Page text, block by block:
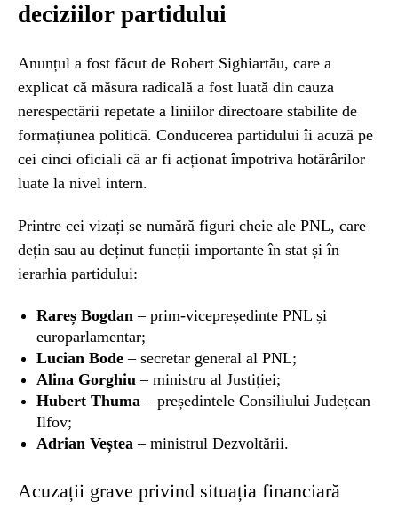
deciziilor partidului
Anunțul a fost făcut de Robert Sighiartău, care a
explicat că măsura radicală a fost luată din cauza
nerespectării repetate a liniilor directoare stabilite de
formațiunea politică. Conducerea partidului îi acuză pe
cei cinci oficiali că ar fi acționat împotriva hotărârilor
luate la nivel intern.
Printre cei vizați se numără figuri cheie ale PNL, care
dețin sau au deținut funcții importante în stat și în
ierarhia partidului:
Rareș Bogdan – prim-vicepreședinte PNL și
europarlamentar;
Lucian Bode – secretar general al PNL;
Alina Gorghiu – ministru al Justiției;
Hubert Thuma – președintele Consiliului Județean
Ilfov;
Adrian Veștea – ministrul Dezvoltării.
Acuzații grave privind situația financiară